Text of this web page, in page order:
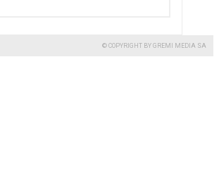
© COPYRIGHT BY GREMI MEDIA SA